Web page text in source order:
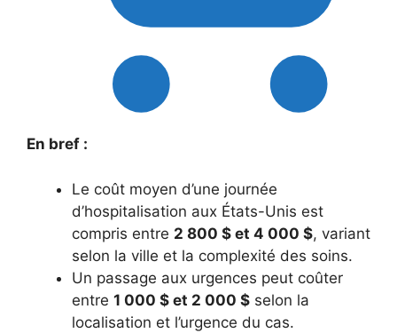
En bref :
Le coût moyen d’une journée
d’hospitalisation aux États-Unis est
compris entre 2 800 $ et 4 000 $, variant
selon la ville et la complexité des soins.
Un passage aux urgences peut coûter
entre 1 000 $ et 2 000 $ selon la
localisation et l’urgence du cas.